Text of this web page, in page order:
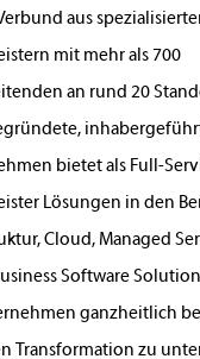
aus
mit mehr als 700
an rund 20
bietet als Full-
Lösungen in den
Cloud, Managed
Software
ganzheitlich
Transformation zu